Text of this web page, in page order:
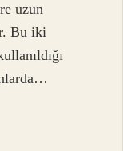
uzun
Bu iki